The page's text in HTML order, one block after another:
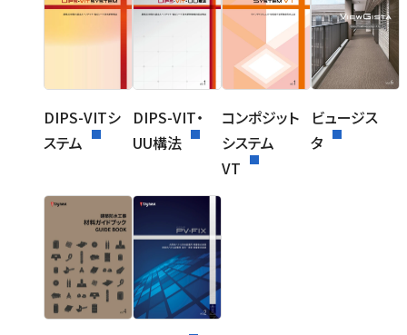
DIPS-VITシ
ステム
DIPS-VIT・
UU構法
コンポジット
システム
VT
ビュージス
タ